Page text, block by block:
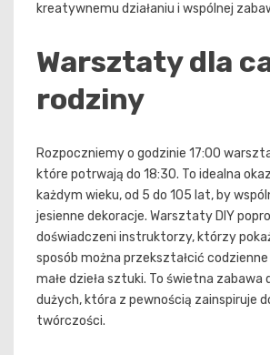
kreatywnemu działaniu i wspólnej
Warsztaty dla
rodziny
Rozpoczniemy o godzinie 17:00
które potrwają do 18:30. To idealna
każdym wieku, od 5 do 105 lat, by
jesienne dekoracje. Warsztaty DIY
doświadczeni instruktorzy, którzy
sposób można przekształcić
małe dzieła sztuki. To świetna zabawa
dużych, która z pewnością zainspiruje
twórczości.